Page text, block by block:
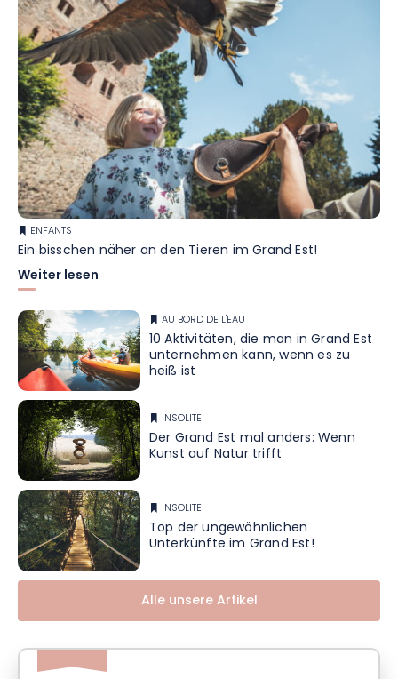
ENFANTS
Ein bisschen näher an den Tieren im Grand Est!
Weiter lesen
AU BORD DE L'EAU
10 Aktivitäten, die man in Grand Est
unternehmen kann, wenn es zu
heiß ist
INSOLITE
Der Grand Est mal anders: Wenn
Kunst auf Natur trifft
INSOLITE
Top der ungewöhnlichen
Unterkünfte im Grand Est!
Alle unsere Artikel